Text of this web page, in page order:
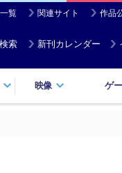
覧 関連サイト 作品
索 新刊カレンダー
映像 ゲ